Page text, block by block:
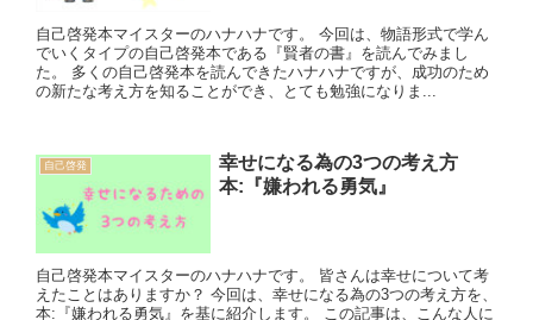
自己啓発本マイスターのハナハナです。 今回は、物語形式で学ん
でいくタイプの自己啓発本である『賢者の書』を読んでみまし
た。 多くの自己啓発本を読んできたハナハナですが、成功のため
の新たな考え方を知ることができ、とても勉強になりま...
自己啓発
幸せになる為の3つの考え方
本:『嫌われる勇気』
自己啓発本マイスターのハナハナです。 皆さんは幸せについて考
えたことはありますか？ 今回は、幸せになる為の3つの考え方を、
本:『嫌われる勇気』を基に紹介します。 この記事は、こんな人に